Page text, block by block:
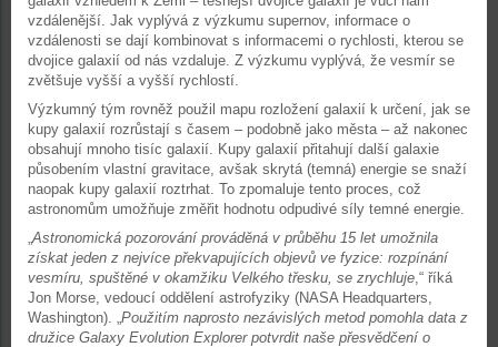
vzdálenější. Jak vyplývá z výzkumu supernov, informace o
vzdálenosti se dají kombinovat s informacemi o rychlosti, kterou se
dvojice galaxií od nás vzdaluje. Z výzkumu vyplývá, že vesmír se
zvětšuje vyšší a vyšší rychlostí.
Výzkumný tým rovněž použil mapu rozložení galaxií k určení, jak se
kupy galaxií rozrůstají s časem – podobně jako města – až nakonec
obsahují mnoho tisíc galaxií. Kupy galaxií přitahují další galaxie
působením vlastní gravitace, avšak skrytá (temná) energie se snaží
naopak kupy galaxií roztrhat. To zpomaluje tento proces, což
astronomům umožňuje změřit hodnotu odpudivé síly temné energie.
„Astronomická pozorování prováděná v průběhu 15 let umožnila
získat jeden z nejvíce překvapujících objevů ve fyzice: rozpínání
vesmíru, spuštěné v okamžiku Velkého třesku, se zrychluje,“ říká
Jon Morse, vedoucí oddělení astrofyziky (NASA Headquarters,
Washington). „Použitím naprosto nezávislých metod pomohla data z
družice Galaxy Evolution Explorer potvrdit naše přesvědčení o